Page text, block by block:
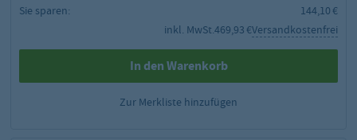
Sie sparen:
144,10 €
inkl. MwSt.469,93 €Versandkostenfrei
In den Warenkorb
Zur Merkliste hinzufügen